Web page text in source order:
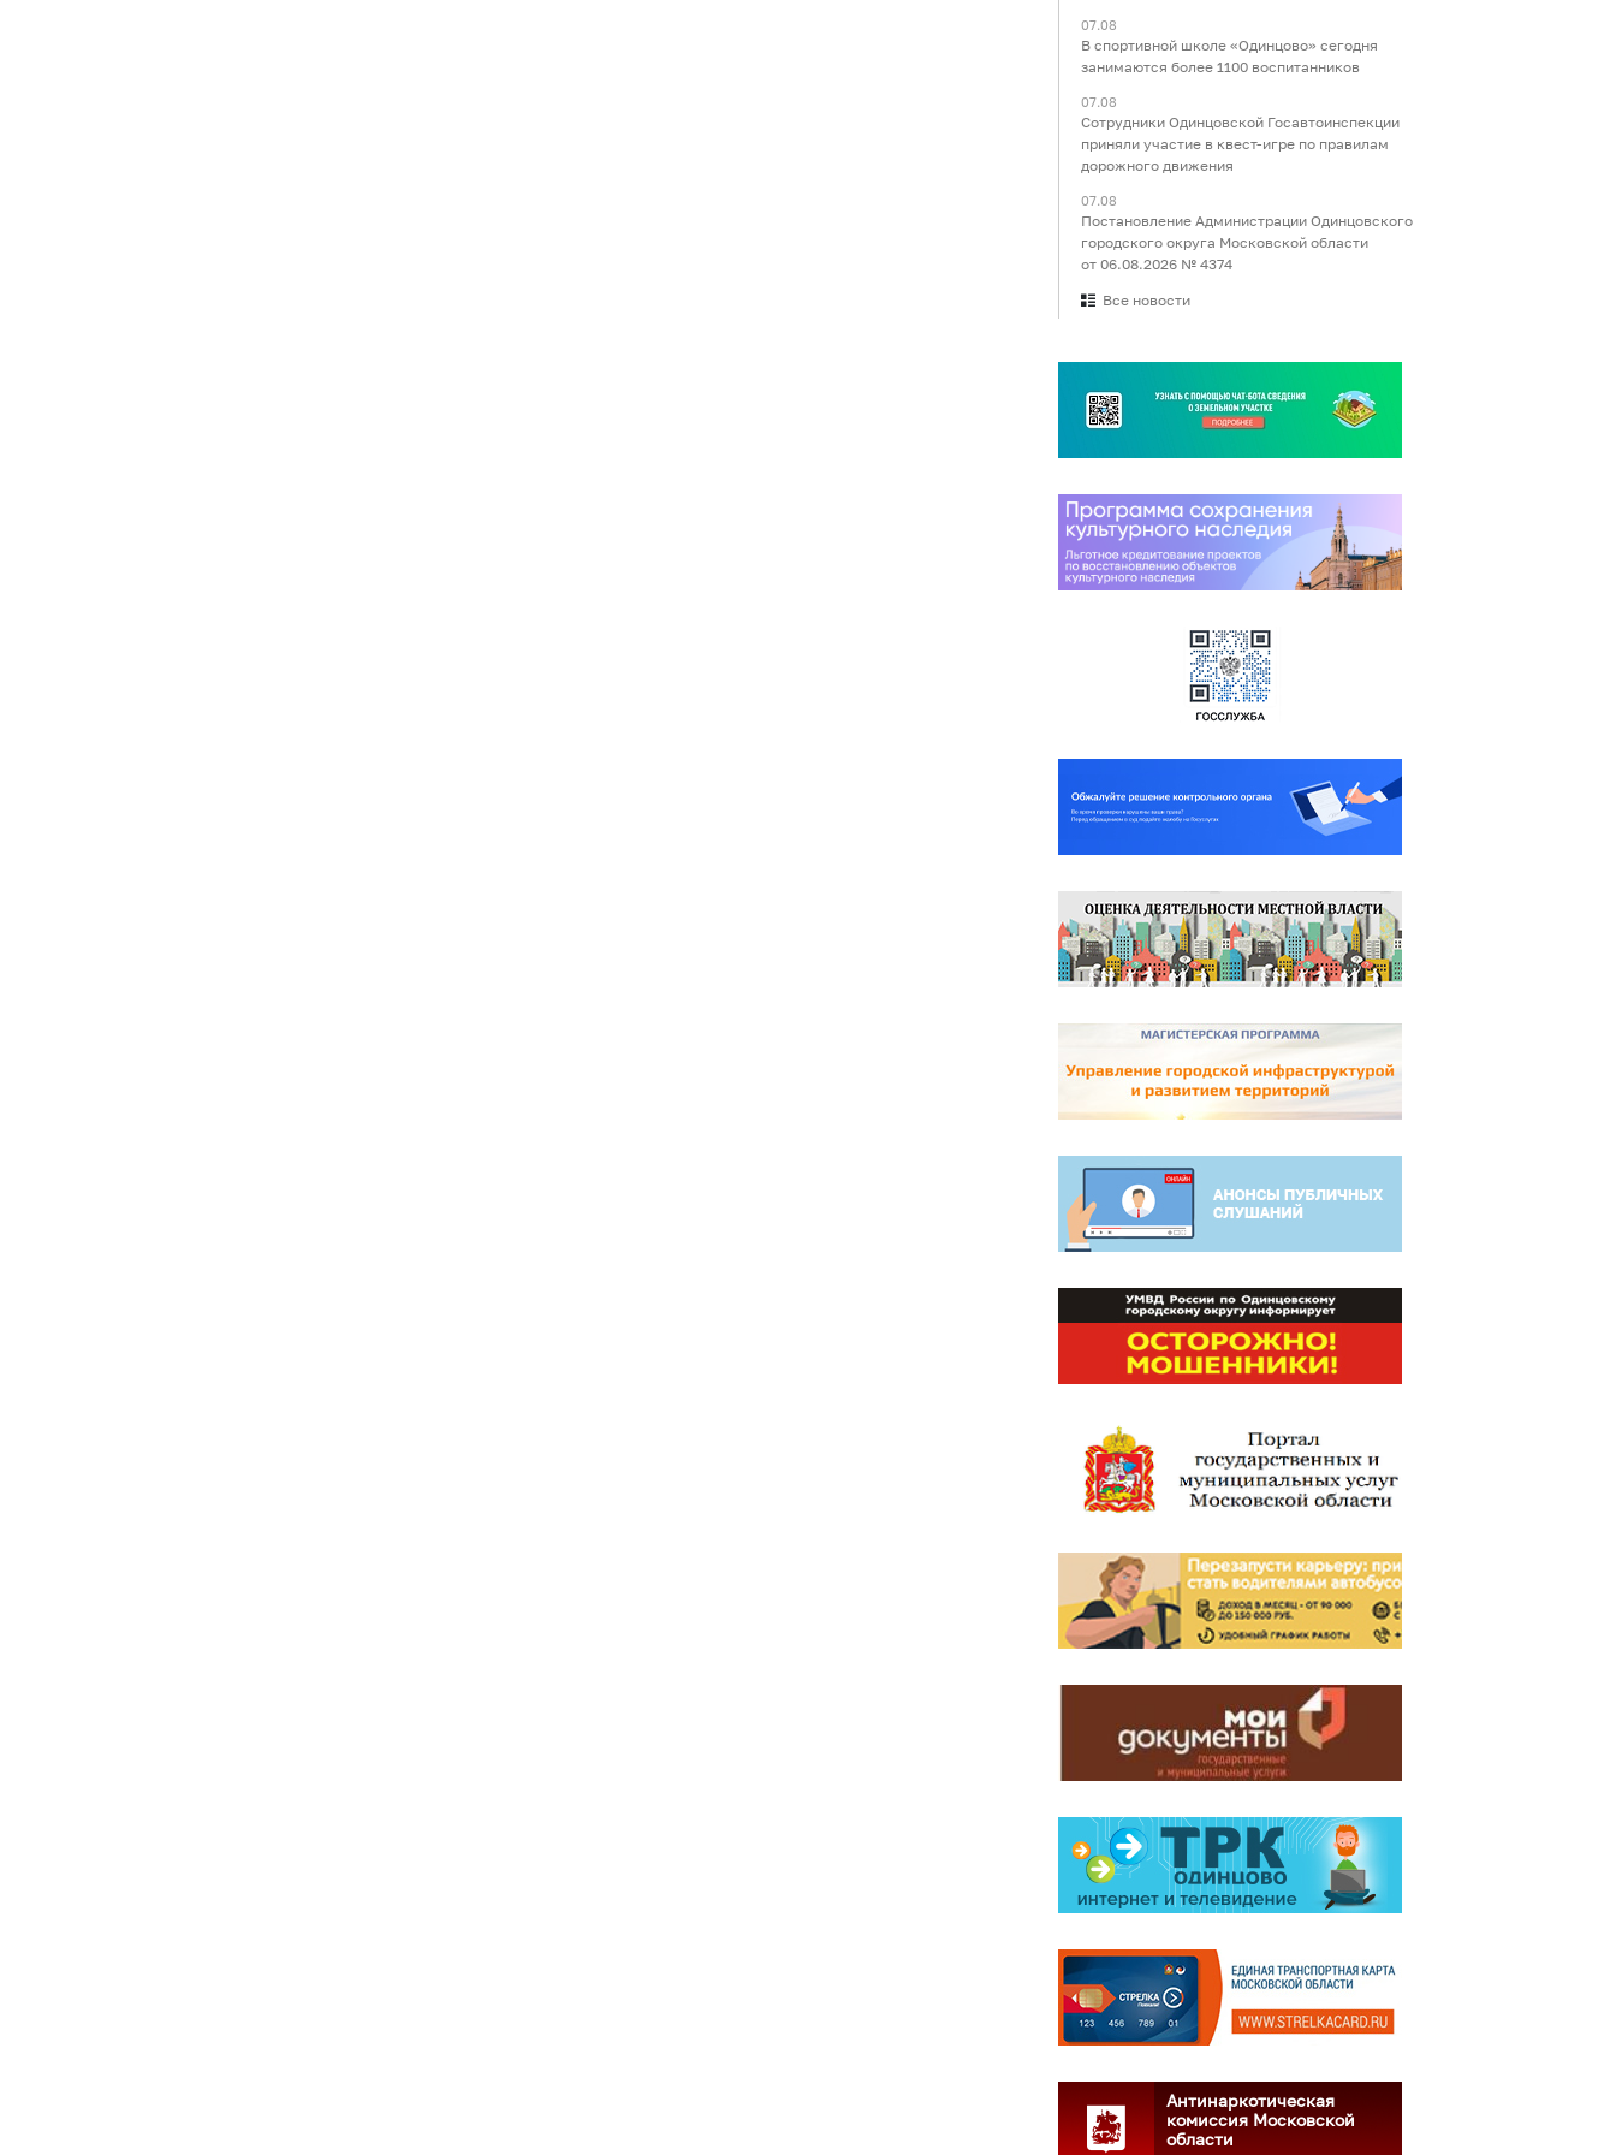
07.08
В спортивной школе «Одинцово» сегодня
занимаются более 1100 воспитанников
07.08
Сотрудники Одинцовской Госавтоинспекции
приняли участие в квест-игре по правилам
дорожного движения
07.08
Постановление Администрации Одинцовского
городского округа Московской области
от 06.08.2026 № 4374
Все новости
Антинаркотическая
комиссия Московской
области